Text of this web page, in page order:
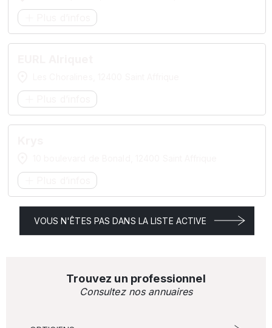
VOUS N'ÊTES PAS DANS LA LISTE ACTIVE
Trouvez un professionnel
Consultez nos annuaires